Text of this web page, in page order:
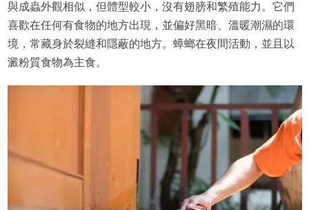
與成蟲外觀相似，但體型較小，沒有翅膀和繁殖能力。它們
喜歡在任何有食物的地方出現，並偏好黑暗、溫暖潮濕的環
境，常藏身於裂縫和隱蔽的地方。蟑螂在夜間活動，並且以
澱粉質食物為主食。